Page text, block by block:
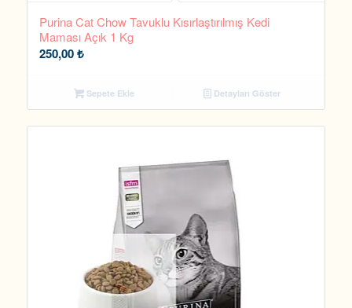
Purina Cat Chow Tavuklu Kısırlaştırılmış Kedi
Maması Açık 1 Kg
250,00₺
Sepete Ekle Detayları Göster